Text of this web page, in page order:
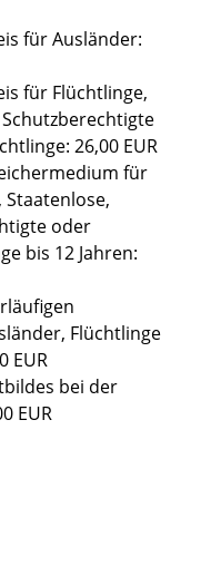
für Ausländer:
für Flüchtlinge,
26,00 EUR
für
oder
bis 12 Jahren:
Flüchtlinge
EUR
bei der
EUR